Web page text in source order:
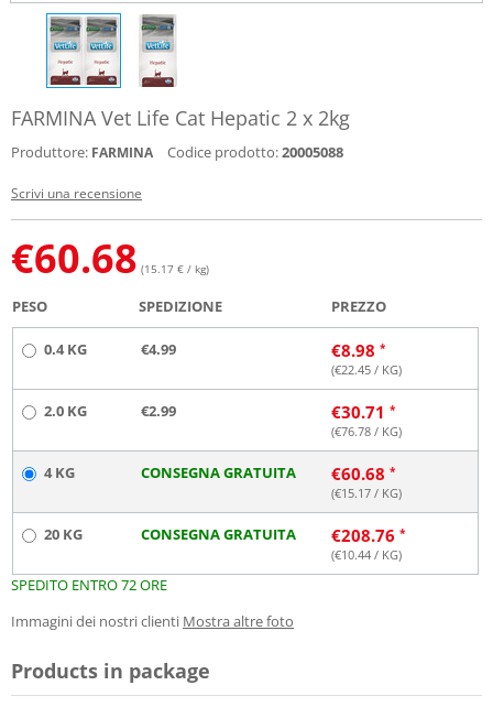
FARMINA Vet Life Cat Hepatic 2 x 2kg
Produttore: FARMINA Codice prodotto:20005088
Scrivi una recensione
€60.68 (15.17 € / kg)
PESO SPEDIZIONE PREZZO
0.4 KG €4.99 €8.98
(€22.45 / KG)
2.0 KG €2.99 €30.71
(€76.78 / KG)
4 KG CONSEGNA GRATUITA €60.68
(€15.17 / KG)
20 KG CONSEGNA GRATUITA €208.76
(€10.44 / KG)
SPEDITO ENTRO 72 ORE
Immagini dei nostri clienti Mostra altre foto
Products in package